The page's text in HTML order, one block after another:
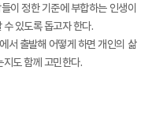
이 정한 기준에 부합하는 인생이
있도록 돕고자 한다.
서 출발해 어떻게 하면 개인의 삶
도 함께 고민한다.